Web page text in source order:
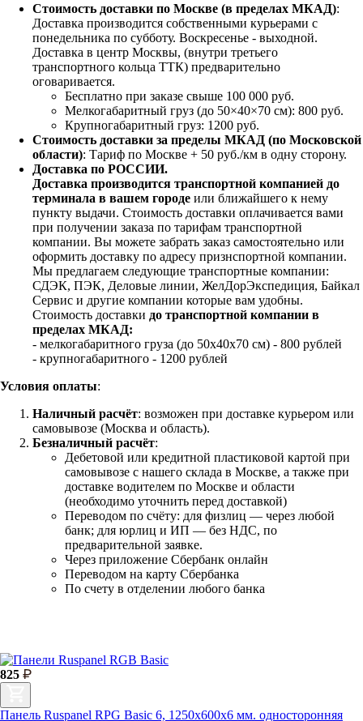
Стоимость доставки по Москве (в пределах МКАД):
Доставка производится собственными курьерами с
понедельника по субботу. Воскресенье - выходной.
Доставка в центр Москвы, (внутри третьего
транспортного кольца ТТК) предварительно
оговаривается.
Бесплатно при заказе свыше 100 000 руб.
Мелкогабаритный груз (до 50×40×70 см): 800 руб.
Крупногабаритный груз: 1200 руб.
Стоимость доставки за пределы МКАД (по Московской
области): Тариф по Москве + 50 руб./км в одну сторону.
Доставка по РОССИИ.
Доставка производится транспортной компанией до
терминала в вашем городе или ближайшего к нему
пункту выдачи. Стоимость доставки оплачивается вами
при получении заказа по тарифам транспортной
компании. Вы можете забрать заказ самостоятельно или
оформить доставку по адресу признспортной компании.
Мы предлагаем следующие транспортные компании:
СДЭК, ПЭК, Деловые линии, ЖелДорЭкспедиция, Байкал
Сервис и другие компании которые вам удобны.
Стоимость доставки до транспортной компании в
пределах МКАД:
- мелкогабаритного груза (до 50х40х70 см) - 800 рублей
- крупногабаритного - 1200 рублей
Условия оплаты:
Наличный расчёт: возможен при доставке курьером или
самовывозе (Москва и область).
Безналичный расчёт:
Дебетовой или кредитной пластиковой картой при
самовывозе с нашего склада в Москве, а также при
доставке водителем по Москве и области
(необходимо уточнить перед доставкой)
Переводом по счёту: для физлиц — через любой
банк; для юрлиц и ИП — без НДС, по
предварительной заявке.
Через приложение Сбербанк онлайн
Переводом на карту Сбербанка
По счету в отделении любого банка
825
Панель Ruspanel RPG Basic 6, 1250х600х6 мм. односторонняя